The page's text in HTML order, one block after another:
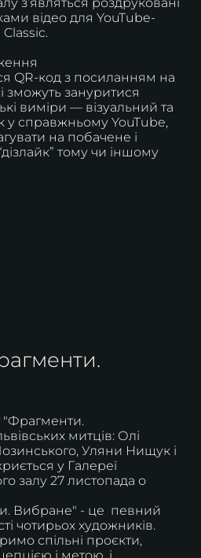
відео для YouTube-
QR-код з посиланням на
зможуть зануритися
виміри — візуальний та
у справжньому YouTube,
на побачене і
тому чи іншому
"Фрагменти.
митців: Олі
Уляни Нищук і
у Галереї
залу 27 листопада о
Вибране" - це певний
чотирьох художників.
спільні проєкти,